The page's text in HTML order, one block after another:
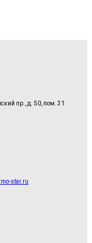
пр., д. 50, пом. 31
star.ru